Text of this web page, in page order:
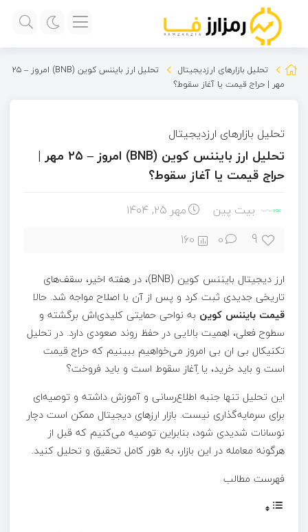
تحلیل بازارهای ارزدیجیتال
تحلیل ارز بایننس کوین (BNB) امروز – ۲۵
مهر | حراج قیمت یا آغاز سقوط؟
تحلیل بازارهای ارزدیجیتال
تحلیل ارز بایننس کوین (BNB) امروز – ۲۵ مهر |
حراج قیمت یا آغاز سقوط؟
بیت پین مهر ۲۵, ۱۴۰۴
9
0
160
ارز دیجیتال بایننس کوین (BNB)، در هفته اخیر، سقف‌های
تاریخی جدیدی ثبت کرد و پس از آن با اصلاح مواجه شد. حالا
قیمت بایننس کوین به نواحی حمایتی کلیدی‌اش برگشته و
سطوح فعلی، اهمیت بالایی در حفظ روند صعودی دارد. در تحلیل
تکنیکال بی ان بی امروز می‌خواهیم ببینیم که حراج قیمت
است و باید خرید، یا ِآغاز سقوط است و باید فروخت؟
این تحلیل تنها جنبه اطلاع‌رسانی و آموزش داشته و توصیه‌ای
برای سرمایه‌گذاری نیست. بازار ارزهای دیجیتال ممکن است دچار
نوسانات شدیدی شود، بنابراین توصیه می‌کنیم که قبل از
هرگونه معامله در این بازار، به طور کامل تحقیق و تحلیل کنید.
فهرست مطالب